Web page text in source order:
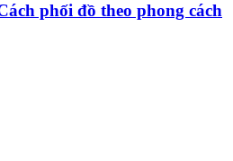
phối đồ theo phong cách